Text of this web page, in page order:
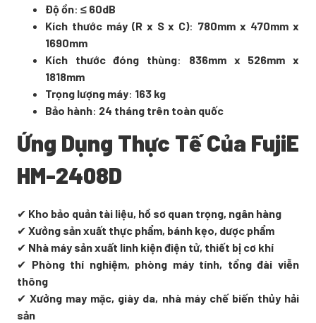
Độ ồn: ≤ 60dB
Kích thước máy (R x S x C): 780mm x 470mm x
1690mm
Kích thước đóng thùng: 836mm x 526mm x
1818mm
Trọng lượng máy: 163 kg
Bảo hành: 24 tháng trên toàn quốc
Ứng Dụng Thực Tế Của FujiE
HM-2408D
✔ Kho bảo quản tài liệu, hồ sơ quan trọng, ngân hàng
✔ Xưởng sản xuất thực phẩm, bánh kẹo, dược phẩm
✔ Nhà máy sản xuất linh kiện điện tử, thiết bị cơ khí
✔ Phòng thí nghiệm, phòng máy tính, tổng đài viễn
thông
✔Xưởng may mặc, giày da, nhà máy chế biến thủy hải
sản